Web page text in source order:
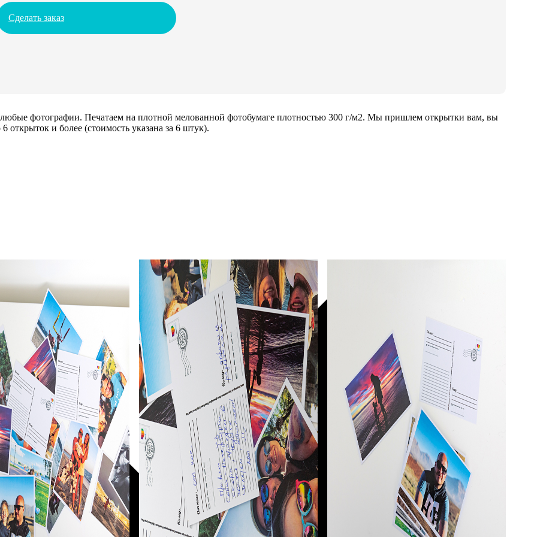
Сделать заказ
фотографии. Печатаем на плотной мелованной фотобумаге плотностью 300 г/м2. Мы пришлем открытки вам, вы
открыток и более (стоимость указана за 6 штук).